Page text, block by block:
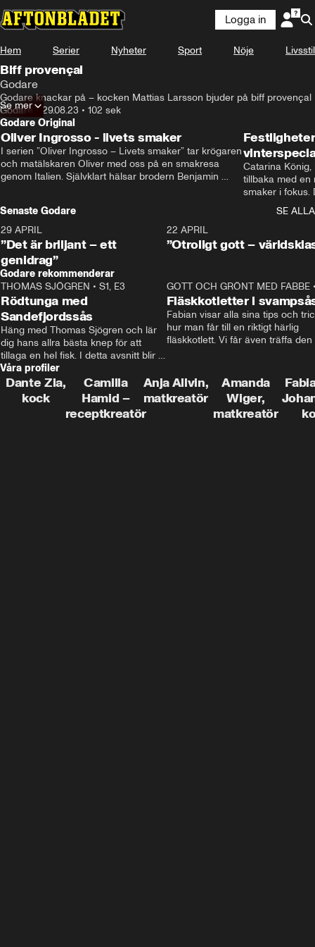
Logga in
Hem Serier Nyheter Sport Nöje Livsstil
Biff provençal
Godare
Godare knackar på – kocken Mattias Larsson bjuder på biff provençal
Godare • 29.08.23 • 102 sek
Se mer
Godare Original
Oliver Ingrosso - livets smaker
I serien ”Oliver Ingrosso – Livets smaker” tar krögaren
och matälskaren Oliver med oss på en smakresa
genom Italien. Självklart hälsar brodern Benjamin
Catarina
tillbaka med en
smaker i fokus.
julfavoriter
Senaste Godare
SE ALLA
29 APRIL
”Det är briljant – ett
genidrag”
22 APRIL
”Otroligt gott –
Godare rekommenderar
THOMAS SJÖGREN • S1, E3
Rödtunga med
Sandefjordssås
Häng med Thomas Sjögren och lär
dig hans allra bästa knep för att
tillaga en hel fisk. I detta avsnitt blir
de helstekt rödtunga med
sandefjordssås och en magisk sallad
på pepparrot och äpple.
GOTT OCH GRÖNT MED FABBE
Fläskkotletter i
Fabian visar alla sina tips och
hur man får till en riktigt härlig
fläskkotlett. Vi får även träffa den
grisbonde på Gotland.
Våra profiler
Dante Zia,
kock
Camilla
Hamid –
receptkreatör
Anja Allvin,
matkreatör
Amanda
Wiger,
matkreatör